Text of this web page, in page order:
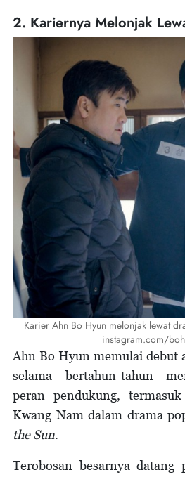
2. Kariernya Melonjak
Karier Ahn Bo Hyun melonjak lewat
instagram.com/
Ahn Bo Hyun memulai debut
selama bertahun-tahun
peran pendukung,
Kwang Nam dalam drama
the Sun.
Terobosan besarnya